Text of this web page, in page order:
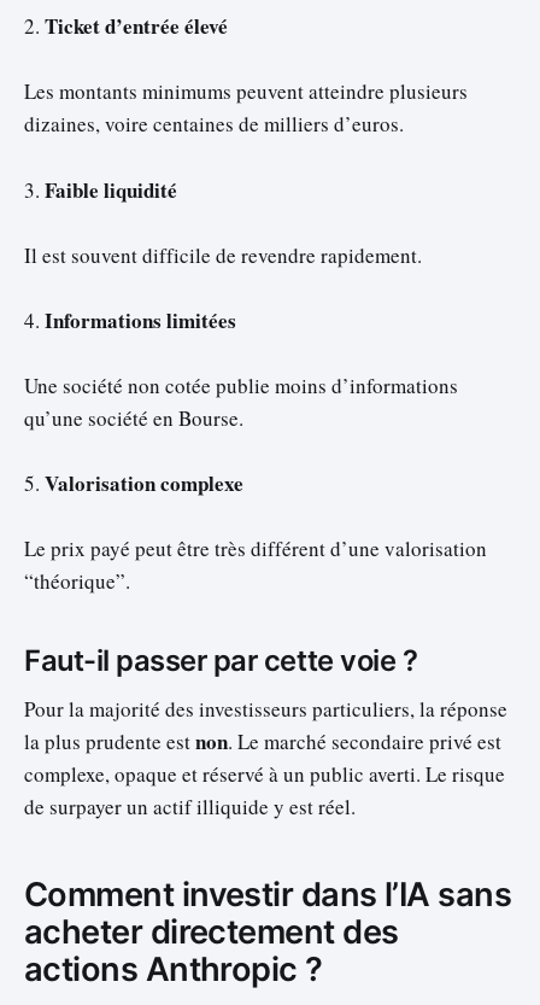
2. Ticket d’entrée élevé
Les montants minimums peuvent atteindre plusieurs
dizaines, voire centaines de milliers d’euros.
3. Faible liquidité
Il est souvent difficile de revendre rapidement.
4. Informations limitées
Une société non cotée publie moins d’informations
qu’une société en Bourse.
5. Valorisation complexe
Le prix payé peut être très différent d’une valorisation
“théorique”.
Faut-il passer par cette voie ?
Pour la majorité des investisseurs particuliers, la réponse
la plus prudente estnon. Le marché secondaire privé est
complexe, opaque et réservé à un public averti. Le risque
de surpayer un actif illiquide y est réel.
Comment investir dans l’IA sans
acheter directement des
actions Anthropic ?